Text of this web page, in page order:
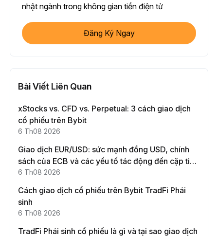
nhật ngành trong không gian tiền điện tử
Đăng Ký Ngay
Bài Viết Liên Quan
xStocks vs. CFD vs. Perpetual: 3 cách giao dịch
cổ phiếu trên Bybit
6 Th08 2026
Giao dịch EUR/USD: sức mạnh đồng USD, chính
sách của ECB và các yếu tố tác động đến cặp tiền
này
6 Th08 2026
Cách giao dịch cổ phiếu trên Bybit TradFi Phái
sinh
6 Th08 2026
TradFi Phái sinh cổ phiếu là gì và tại sao giao dịch